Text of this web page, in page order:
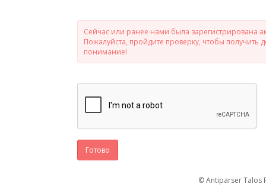
Сейчас или ранее нами была зарегистрирована
Пожалуйста, пройдите проверку, чтобы
понимание!
Готово
© Antiparser Talos